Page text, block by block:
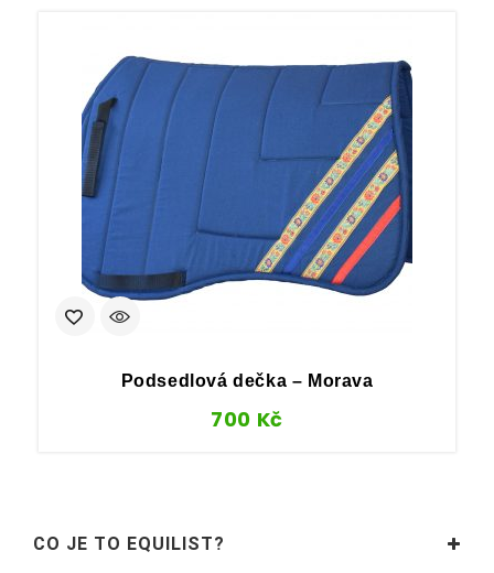
Podsedlová dečka – Morava
700 Kč
CO JE TO EQUILIST?